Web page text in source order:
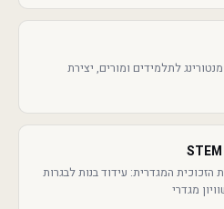
לתלמידים ומורים, יצירת
הזכוכית המגדרית: עידוד בנות לבגרות
מגדרי